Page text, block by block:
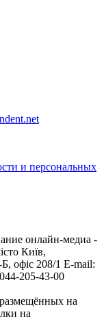
и персональных
онлайн-медиа -
Київ,
208/1 E-mail:
205-43-00
на
на